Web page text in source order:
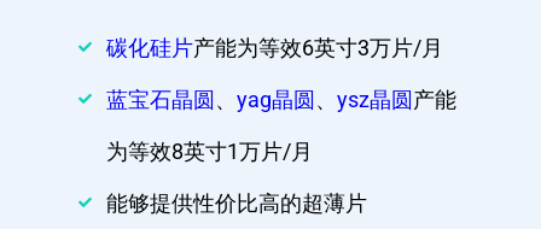
碳化硅片产能为等效6英寸3万片/月
蓝宝石晶圆 、 yag晶圆 、 ysz晶圆 产能
为等效8英寸1万片/月
能够提供性价比高的超薄片